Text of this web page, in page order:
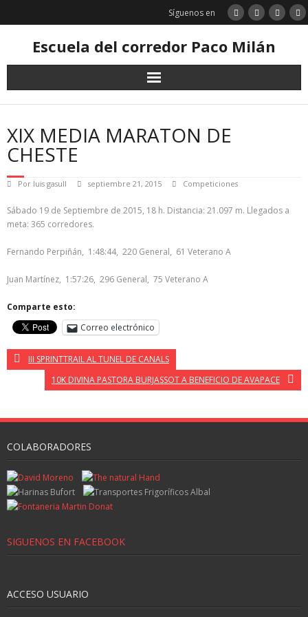
Síguenos en
Escuela del corredor Paco Milán
XIX MEDIA MARATON DE
CHESTE
Por luis gasull septiembre 21, 2015 Competiciones
Sábado 19 de Septiembre de 2015, 18 h. Distancia: 21.097 m. Llegados a
meta: 365 corredores.
Fernando Perpiñán, 1:48:44, 220 General, 61 Veterano A
Juan Martínez, 1:57:26, 296 General, 75 Veterano A
Comparte esto:
Correo electrónico
III SPRINTTRAIL AL TUNEL DE CANALS
10K DIVINA PASTORA BURJASSOT A BENEFICIO DE AVAPACE
COLABORADORES
SIGUENOS EN FACEBOOK
ACCESO USUARIO